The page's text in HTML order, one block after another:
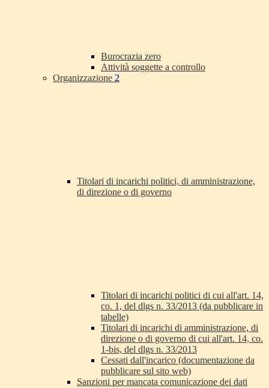
Burocrazia zero
Attività soggette a controllo
Organizzazione 2
Titolari di incarichi politici, di amministrazione,
di direzione o di governo
Titolari di incarichi politici di cui all'art. 14,
co. 1, del dlgs n. 33/2013 (da pubblicare in
tabelle)
Titolari di incarichi di amministrazione, di
direzione o di governo di cui all'art. 14, co.
1-bis, del dlgs n. 33/2013
Cessati dall'incarico (documentazione da
pubblicare sul sito web)
Sanzioni per mancata comunicazione dei dati